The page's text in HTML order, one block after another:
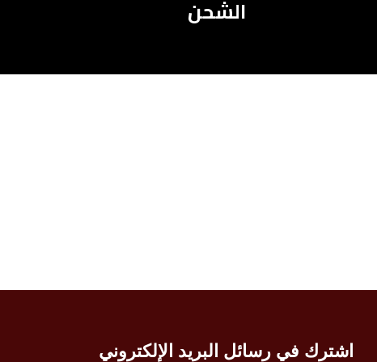
الشحن
اشترك في رسائل البريد الإلكتروني